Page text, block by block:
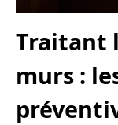
Traitant
murs :